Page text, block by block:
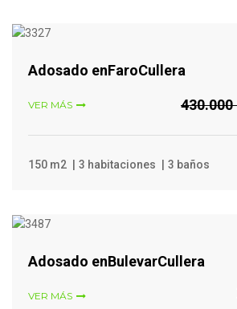
Adosado enFaroCullera
VER MÁS 430.000
150 m2 3 habitaciones 3 baños
Adosado enBulevarCullera
VER MÁS